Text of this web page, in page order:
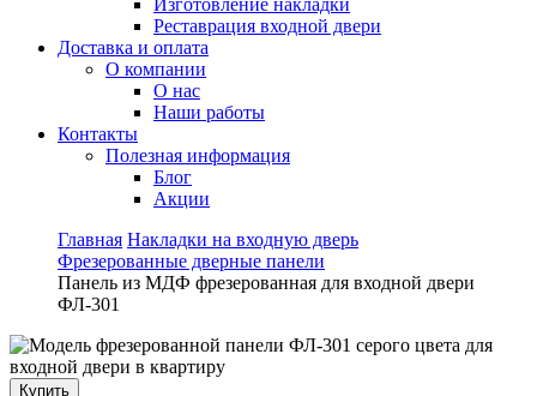
Изготовление накладки
Реставрация входной двери
Доставка и оплата
О компании
О нас
Наши работы
Контакты
Полезная информация
Блог
Акции
Главная Накладки на входную дверь
Фрезерованные дверные панели
Панель из МДФ фрезерованная для входной двери
ФЛ-301
Купить